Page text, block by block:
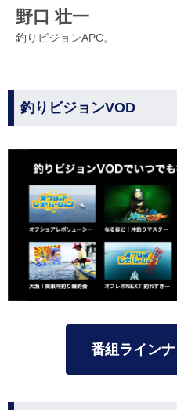
野口 壮一
釣りビジョンAPC。
釣りビジョンVOD
番組ライン